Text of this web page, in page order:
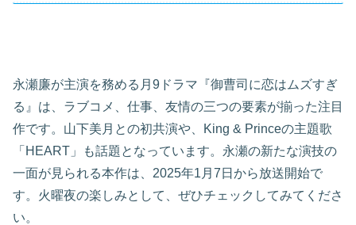
永瀬廉が主演を務める月9ドラマ『御曹司に恋はムズすぎ
る』は、ラブコメ、仕事、友情の三つの要素が揃った注目
作です。山下美月との初共演や、King & Princeの主題歌
「HEART」も話題となっています。永瀬の新たな演技の
一面が見られる本作は、2025年1月7日から放送開始で
す。火曜夜の楽しみとして、ぜひチェックしてみてくださ
い。